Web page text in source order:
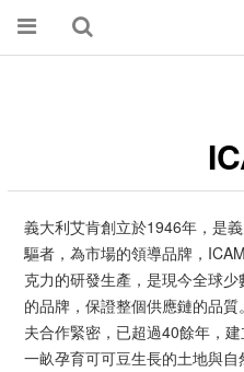
義大利艾肯創立於1946年，是
驅者，為市場的領導品牌，
克力的研發生產，是現今全球
的品牌，保證整個供應鏈的品質。
夫合作緊密，已超過40餘年，
一畝孕育可可豆生長的土地與